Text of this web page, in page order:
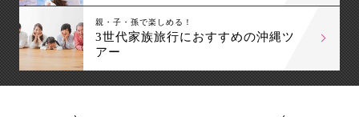
親・子・孫で楽しめる！
3世代家族旅行におすすめの沖縄ツ
アー